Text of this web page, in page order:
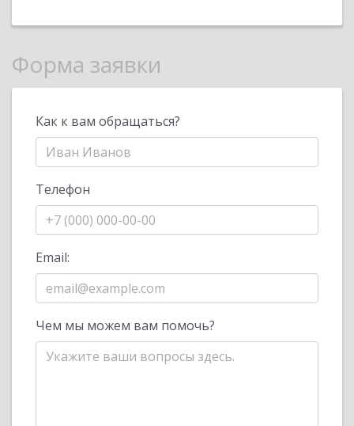
Форма заявки
Как к вам обращаться?
Телефон
Email:
Чем мы можем вам помочь?